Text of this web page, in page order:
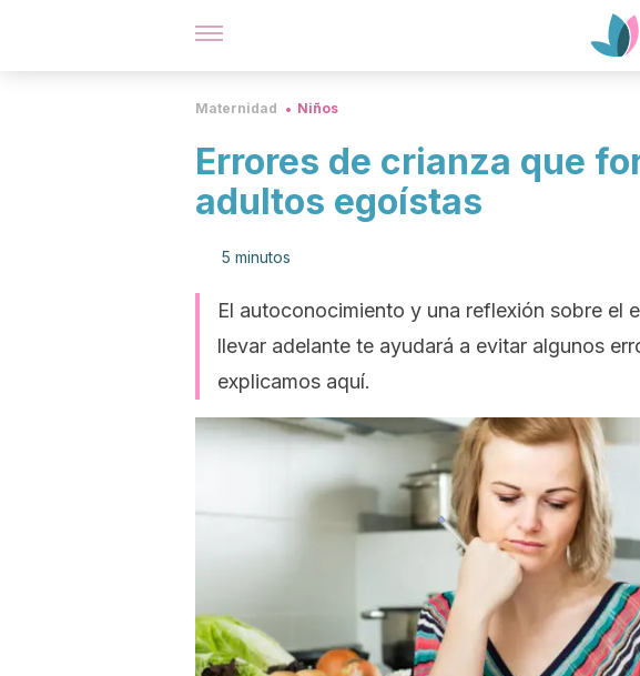
Maternidad Niños
Errores de crianza que
adultos egoístas
5 minutos
El autoconocimiento y una reflexión sobre el
llevar adelante te ayudará a evitar algunos
explicamos aquí.